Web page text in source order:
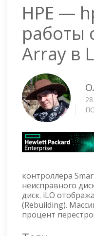
HPE —
работы
Array в
контроллера
неисправного
диск. iLO
(Rebuilding).
процент